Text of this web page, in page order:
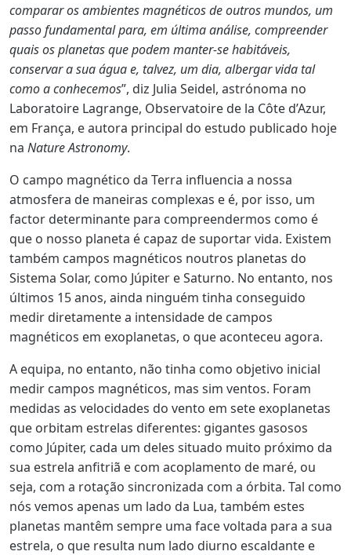
comparar os ambientes magnéticos de outros mundos, um
passo fundamental para, em última análise, compreender
quais os planetas que podem manter-se habitáveis,
conservar a sua água e, talvez, um dia, albergar vida tal
como a conhecemos”, diz Julia Seidel, astrónoma no
Laboratoire Lagrange, Observatoire de la Côte d’Azur,
em França, e autora principal do estudo publicado hoje
na Nature Astronomy.
O campo magnético da Terra influencia a nossa
atmosfera de maneiras complexas e é, por isso, um
factor determinante para compreendermos como é
que o nosso planeta é capaz de suportar vida. Existem
também campos magnéticos noutros planetas do
Sistema Solar, como Júpiter e Saturno. No entanto, nos
últimos 15 anos, ainda ninguém tinha conseguido
medir diretamente a intensidade de campos
magnéticos em exoplanetas, o que aconteceu agora.
A equipa, no entanto, não tinha como objetivo inicial
medir campos magnéticos, mas sim ventos. Foram
medidas as velocidades do vento em sete exoplanetas
que orbitam estrelas diferentes: gigantes gasosos
como Júpiter, cada um deles situado muito próximo da
sua estrela anfitriã e com acoplamento de maré, ou
seja, com a rotação sincronizada com a órbita. Tal como
nós vemos apenas um lado da Lua, também estes
planetas mantêm sempre uma face voltada para a sua
estrela, o que resulta num lado diurno escaldante e